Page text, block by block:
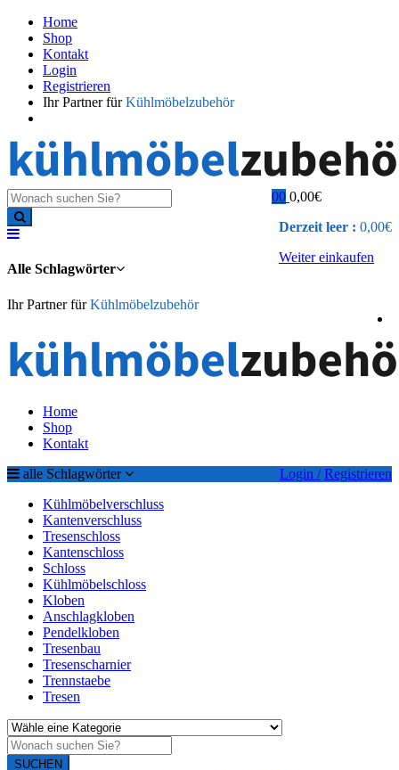
Home
Shop
Kontakt
Login
Registrieren
Ihr Partner fürKühlmöbelzubehör
0 0,00€
Derzeit leer : 0,00€
Weiter einkaufen
0
Alle Schlagwörter
Ihr Partner fürKühlmöbelzubehör
Home
Shop
Kontakt
Login / Registrieren
alle Schlagwörter
Kühlmöbelverschluss
Kantenverschluss
Tresenschloss
Kantenschloss
Schloss
Kühlmöbelschloss
Kloben
Anschlagkloben
Pendelkloben
Tresenbau
Tresenscharnier
Trennstaebe
Tresen
SUCHEN